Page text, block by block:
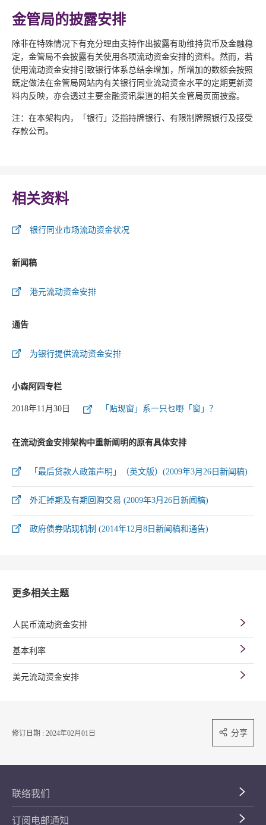
金管局的披露安排
除非在特殊情况下有充分理由支持作出披露有助维持货币及金融稳
定，金管局不会披露有关使用各项流动资金安排的资料。然而，若
使用流动资金安排引致银行体系总结余增加，所增加的数额会按照
既定做法在金管局网站内有关银行同业流动资金水平的定期更新资
料内反映，亦会透过主要金融资讯渠道的相关金管局页面披露。
注：在本架构内，「银行」泛指持牌银行、有限制牌照银行及接受
存款公司。
相关资料
银行同业市场流动资金状况
新闻稿
港元流动资金安排
通告
为银行提供流动资金安排
小森阿四专栏
2018年11月30日 「贴现窗」系一只乜嘢「窗」？
在流动资金安排架构中重新阐明的原有具体安排
「最后贷款人政策声明」（英文版）(2009年3月26日新闻稿)
外汇掉期及有期回购交易 (2009年3月26日新闻稿)
政府债券贴现机制 (2014年12月8日新闻稿和通告)
更多相关主题
人民币流动资金安排
基本利率
美元流动资金安排
修订日期 : 2024年02月01日 分享
联络我们
订阅电邮通知